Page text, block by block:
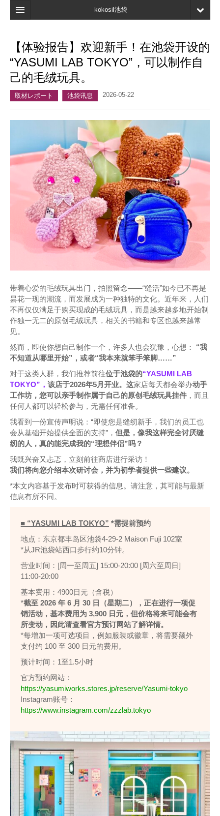
kokosil池袋
地图
最新信息
口碑
我的页面
【体验报告】欢迎新手！在池袋开设的
“YASUMI LAB TOKYO”，可以制作自
己的毛绒玩具。
取材レポート 池袋讯息 2026-05-22
带着心爱的毛绒玩具出门，拍照留念——“缝活”如今已不再是
昙花一现的潮流，而发展成为一种独特的文化。近年来，人们
不再仅仅满足于购买现成的毛绒玩具，而是越来越多地开始制
作独一无二的原创毛绒玩具，相关的书籍和专区也越来越常
见。
然而，即使你想自己制作一个，许多人也会犹豫，心想： “我
不知道从哪里开始”，或者“我本来就笨手笨脚……”
对于这类人群，我们推荐前往位于池袋的“YASUMI LAB
TOKYO”， 该店于2026年5月开业。这家店每天都会举办动手
工作坊，您可以亲手制作属于自己的原创毛绒玩具挂件 ，而且
任何人都可以轻松参与，无需任何准备。
我看到一份宣传声明说：“即使您是缝纫新手，我们的员工也
会从基础开始提供全面的支持”， 但是，像我这样完全讨厌缝
纫的人，真的能完成我的“理想伴侣”吗？
我既兴奋又忐忑，立刻前往商店进行采访！
我们将向您介绍本次研讨会，并为初学者提供一些建议。
*本文内容基于发布时可获得的信息。请注意，其可能与最新
信息有所不同。
■ “YASUMI LAB TOKYO” *需提前预约
地点：东京都丰岛区池袋4-29-2 Maison Fuji 102室
*从JR池袋站西口步行约10分钟。
营业时间：[周一至周五] 15:00-20:00 [周六至周日]
11:00-20:00
基本费用：4900日元（含税）
*截至 2026 年 6 月 30 日（星期二），正在进行一项促
销活动，基本费用为 3,900 日元，但价格将来可能会有
所变动，因此请查看官方预订网站了解详情。
*每增加一项可选项目，例如服装或徽章，将需要额外
支付约 100 至 300 日元的费用。
预计时间：1至1.5小时
官方预约网站：
https://yasumiworks.stores.jp/reserve/Yasumi-tokyo
Instagram账号：
https://www.instagram.com/zzzlab.tokyo